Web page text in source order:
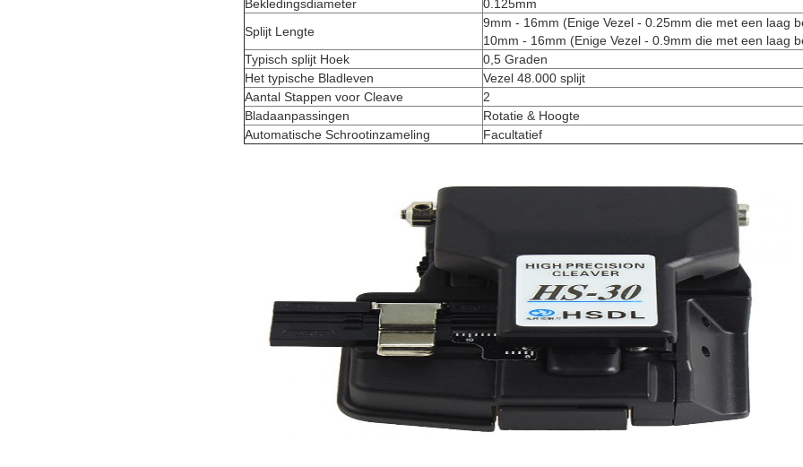
Bekledingsdiameter
0.125mm
Splijt Lengte
9mm - 16mm (Enige Vezel - 0.25mm die met een laag
10mm - 16mm (Enige Vezel - 0.9mm die met een laag
Typisch splijt Hoek
0,5 Graden
Het typische Bladleven
Vezel 48.000 splijt
Aantal Stappen voor Cleave
2
Bladaanpassingen
Rotatie & Hoogte
Automatische Schrootinzameling
Facultatief